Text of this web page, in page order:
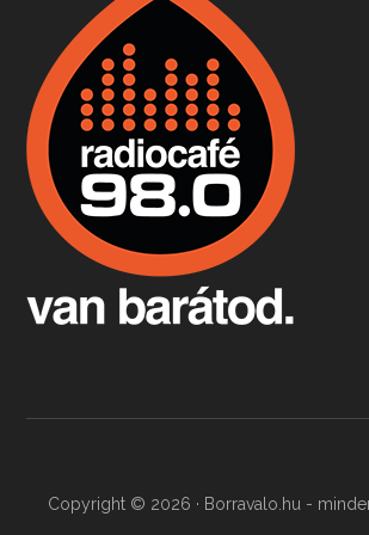
Boston, teadélután, bab és homár
Apr 9, 2026 • 00:37:17
Fermentáljunk, a testünk
Apr 3, 2026 • 00:36:07
Copyright © 2026 · Borravalo.hu -